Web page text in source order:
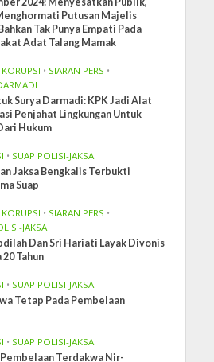
Putusan Majelis
Tak Punya Empati Pada
Adat Talang Mamak
KORUPSI • SIARAN PERS •
Surya Darmadi: KPK Jadi Alat
Penjahat Lingkungan Untuk
Hukum
• SUAP POLISI-JAKSA
Jaksa Bengkalis Terbukti
Suap
KORUPSI • SIARAN PERS •
JAKSA
Dan Sri Hariati Layak Divonis
20 Tahun
• SUAP POLISI-JAKSA
Tetap Pada Pembelaan
• SUAP POLISI-JAKSA
Terdakwa Nir-